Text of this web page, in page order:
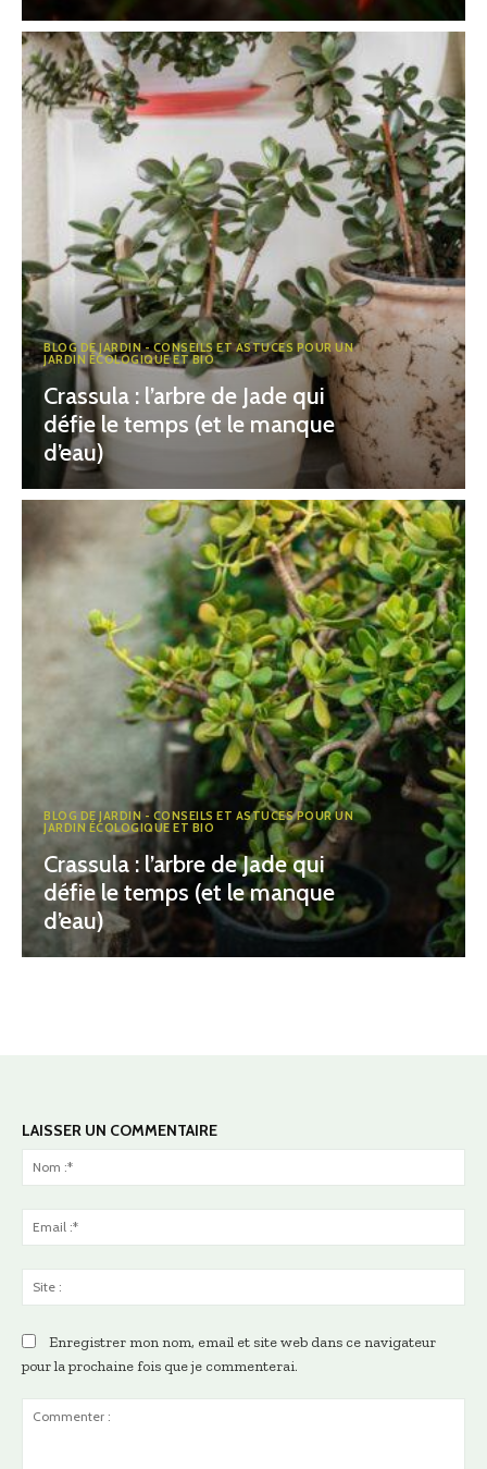
BLOG DE JARDIN - CONSEILS ET ASTUCES POUR UN
JARDIN ÉCOLOGIQUE ET BIO
Crassula : l’arbre de Jade qui
défie le temps (et le manque
d’eau)
BLOG DE JARDIN - CONSEILS ET ASTUCES POUR UN
JARDIN ÉCOLOGIQUE ET BIO
Crassula : l’arbre de Jade qui
défie le temps (et le manque
d’eau)
LAISSER UN COMMENTAIRE
Enregistrer mon nom, email et site web dans ce navigateur
pour la prochaine fois que je commenterai.